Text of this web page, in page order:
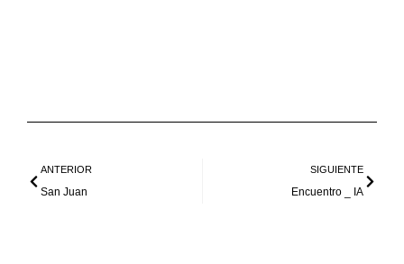
ANTERIOR
San Juan
SIGUIENTE
Encuentro _ IA